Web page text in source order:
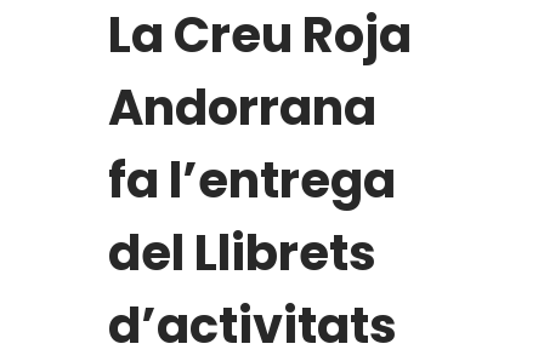
La Creu Roja
Andorrana
fa l’entrega
del Llibrets
d’activitats